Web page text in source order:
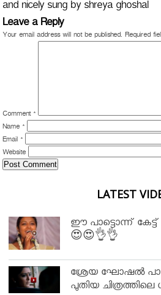
and nicely sung by shreya ghoshal
Leave a Reply
Your email address will not be published. Required
Comment *
Name *
Email *
Website
LATEST
ഈ പാട്ടൊന്ന് കേട്ട്
😍😍👌👌
ശ്രേയ ഘോഷൽ
പുതിയ ചിത്രത്തിലെ